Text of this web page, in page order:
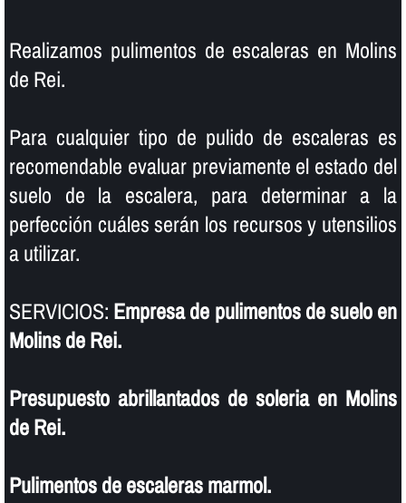
Realizamos pulimentos de escaleras en Molins
de Rei.
Para cualquier tipo de pulido de escaleras es
recomendable evaluar previamente el estado del
suelo de la escalera, para determinar a la
perfección cuáles serán los recursos y utensilios
a utilizar.
SERVICIOS: Empresa de pulimentos de suelo en
Molins de Rei.
Presupuesto abrillantados de soleria en Molins
de Rei.
Pulimentos de escaleras marmol.